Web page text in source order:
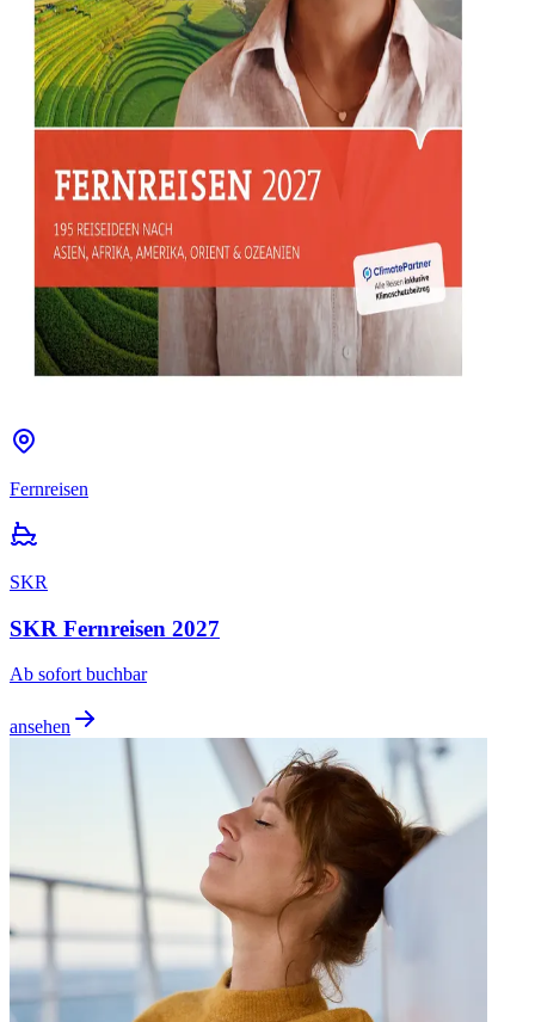
Fernreisen
SKR
SKR Fernreisen 2027
Ab sofort buchbar
ansehen